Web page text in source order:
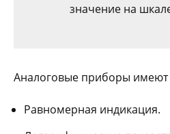
значение на
Аналоговые приборы имеют
Равномерная индикация.